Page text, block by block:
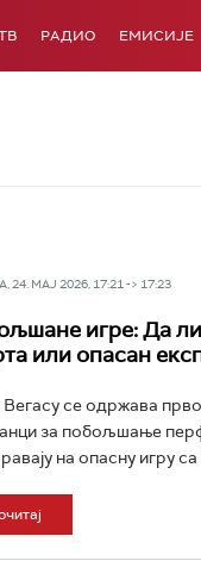
РАДИО ЕМИСИЈЕ
24. МАЈ 2026, 17:21 -> 17:23
игре: Да ли
или опасан
се одржава
за побољшање
на опасну игру